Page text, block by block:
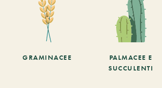
GRAMINACEE
PALMACEE E
SUCCULENTI